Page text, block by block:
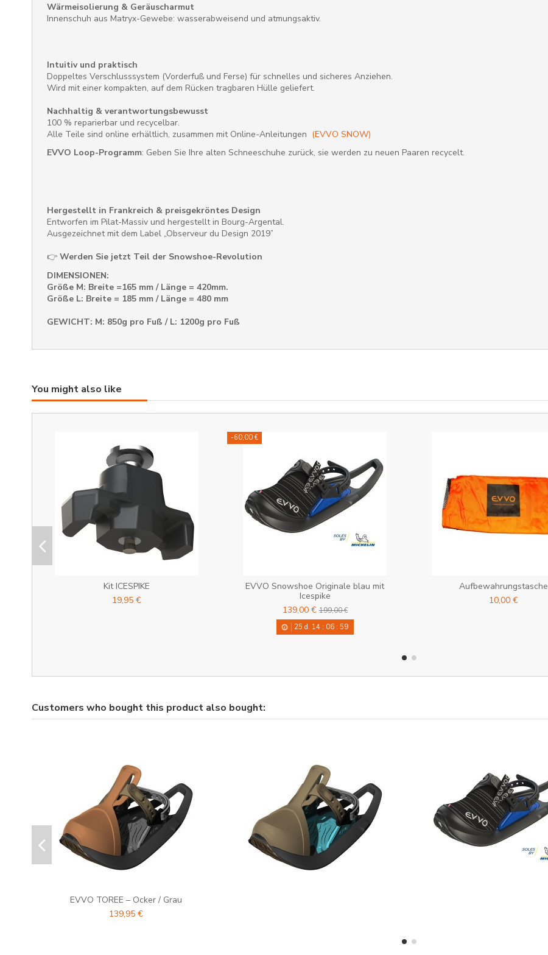
Wärmeisolierung & Geräuscharmut
Innenschuh aus Matryx-Gewebe: wasserabweisend und atmungsaktiv.
Intuitiv und praktisch
Doppeltes Verschlusssystem (Vorderfuß und Ferse) für schnelles und sicheres Anziehen.
Wird mit einer kompakten, auf dem Rücken tragbaren Hülle geliefert.
Nachhaltig & verantwortungsbewusst
100 % reparierbar und recycelbar.
Alle Teile sind online erhältlich, zusammen mit Online-Anleitungen (EVVO SNOW)
EVVO Loop-Programm: Geben Sie Ihre alten Schneeschuhe zurück, sie werden zu neuen Paaren recycelt.
Hergestellt in Frankreich & preisgekröntes Design
Entworfen im Pilat-Massiv und hergestellt in Bourg-Argental.
Ausgezeichnet mit dem Label „Observeur du Design 2019”
👉 Werden Sie jetzt Teil der Snowshoe-Revolution
DIMENSIONEN:
Größe M: Breite =165 mm / Länge = 420mm.
Größe L: Breite = 185 mm / Länge = 480 mm
GEWICHT: M: 850g pro Fuß / L: 1200g pro Fuß
You might also like
Kit ICESPIKE
19,95 €
-60,00 €
EVVO Snowshoe Originale blau mit
Icespike
139,00 €199,00 €
25 d. 14 : 06 : 58
Aufbewahrungstasche
10,00 €
Customers who bought this product also bought:
EVVO TOREE – Ocker / Grau
139,95 €